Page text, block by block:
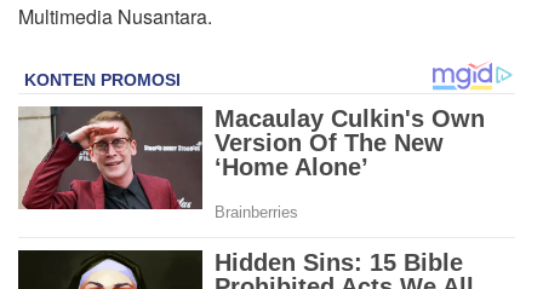
Multimedia Nusantara.